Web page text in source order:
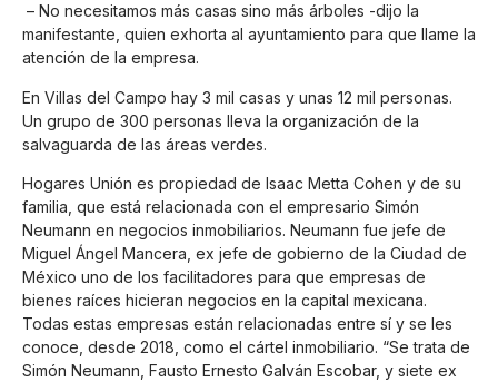
– No necesitamos más casas sino más árboles -dijo la
manifestante, quien exhorta al ayuntamiento para que llame la
atención de la empresa.
En Villas del Campo hay 3 mil casas y unas 12 mil personas.
Un grupo de 300 personas lleva la organización de la
salvaguarda de las áreas verdes.
Hogares Unión es propiedad de Isaac Metta Cohen y de su
familia, que está relacionada con el empresario Simón
Neumann en negocios inmobiliarios. Neumann fue jefe de
Miguel Ángel Mancera, ex jefe de gobierno de la Ciudad de
México uno de los facilitadores para que empresas de
bienes raíces hicieran negocios en la capital mexicana.
Todas estas empresas están relacionadas entre sí y se les
conoce, desde 2018, como el cártel inmobiliario. “Se trata de
Simón Neumann, Fausto Ernesto Galván Escobar, y siete ex